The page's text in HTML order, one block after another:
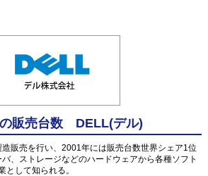
販売台数 DELL(デル)
販売を行い、2001年には販売台数世界シェア1位
、ストレージなどのハードウェアから各種ソフト
として知られる。